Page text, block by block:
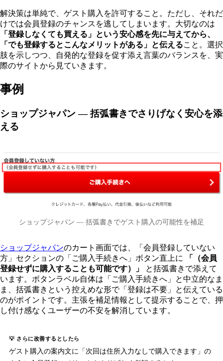
解決策は単純で、ゲスト購入を許可すること。ただし、それだ
けでは会員登録のチャンスを逃してしまいます。大切なのは
「登録しなくても買える」という安心感を先に与えてから、
「でも登録するとこんなメリットがある」と伝えること。選択
肢を示しつつ、自発的な登録を促す添え言葉のバランスを、実
際のサイトから見ていきます。
事例
ショップジャパン — 括弧書きでさりげなく安心を添
える
ショップジャパン — 括弧書きでゲスト購入の可能性を補足
ショップジャパンのカート画面では、「会員登録していない
方」セクションの「ご購入手続きへ」ボタン直上に
「（会員
登録せずに購入することも可能です）」
と括弧書きで添えて
います。ボタンラベル自体は「ご購入手続きへ」と中立的なま
ま、括弧書きという控えめな形で「登録は不要」と伝えている
のがポイントです。主張を補足情報として提示することで、押
し付け感なくユーザーの不安を解消しています。
💡 さらに改善するとしたら
ゲスト購入の案内文に「次回は住所入力なしで購入できます」の